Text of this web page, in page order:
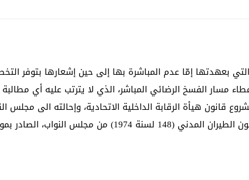
بعهدتها إمّا عدم المباشرة بها إلى حين إشعارها بتوفر
مسار الفسخ الرضائي المباشر، الذي لا يترتب عليه أي
هيأة الرقابة الداخلية الاتحادية، وإحالته الى مجلس